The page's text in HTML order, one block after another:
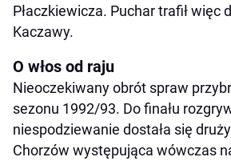
Płaczkiewicza. Puchar trafił więc
Kaczawy.
O włos od raju
Nieoczekiwany obrót spraw
sezonu 1992/93. Do finału
niespodziewanie dostała się
Chorzów występująca wówczas